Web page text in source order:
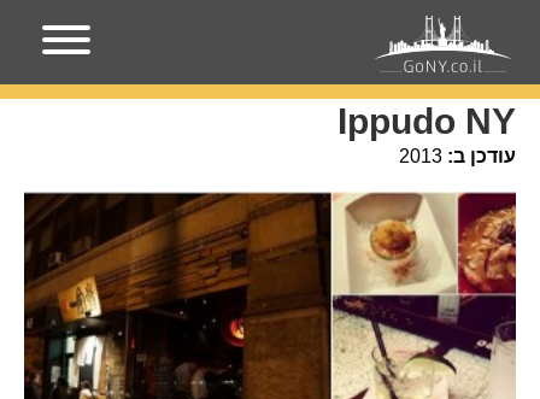
עמוד הבית מקומות בניו-יורק
Ippudo NY
עודכן ב: 2013